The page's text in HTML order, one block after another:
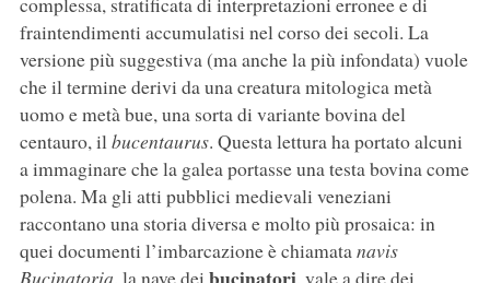
fraintendimenti accumulatisi nel corso dei secoli. La
versione più suggestiva (ma anche la più infondata) vuole
che il termine derivi da una creatura mitologica metà
uomo e metà bue, una sorta di variante bovina del
centauro, ilbucentaurus. Questa lettura ha portato alcuni
a immaginare che la galea portasse una testa bovina come
polena. Ma gli atti pubblici medievali veneziani
raccontano una storia diversa e molto più prosaica: in
quei documenti l’imbarcazione è chiamatanavis
Bucinatoria, la nave dei
, vale a dire dei